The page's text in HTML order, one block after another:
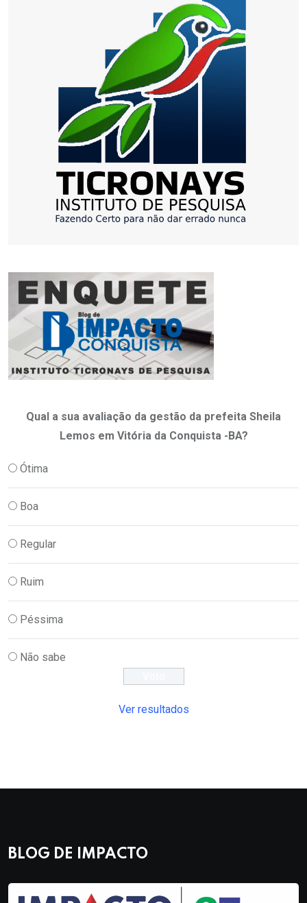
Qual a sua avaliação da gestão da prefeita Sheila
Lemos em Vitória da Conquista -BA?
Ótima
Boa
Regular
Ruim
Péssima
Não sabe
Ver resultados
BLOG DE IMPACTO